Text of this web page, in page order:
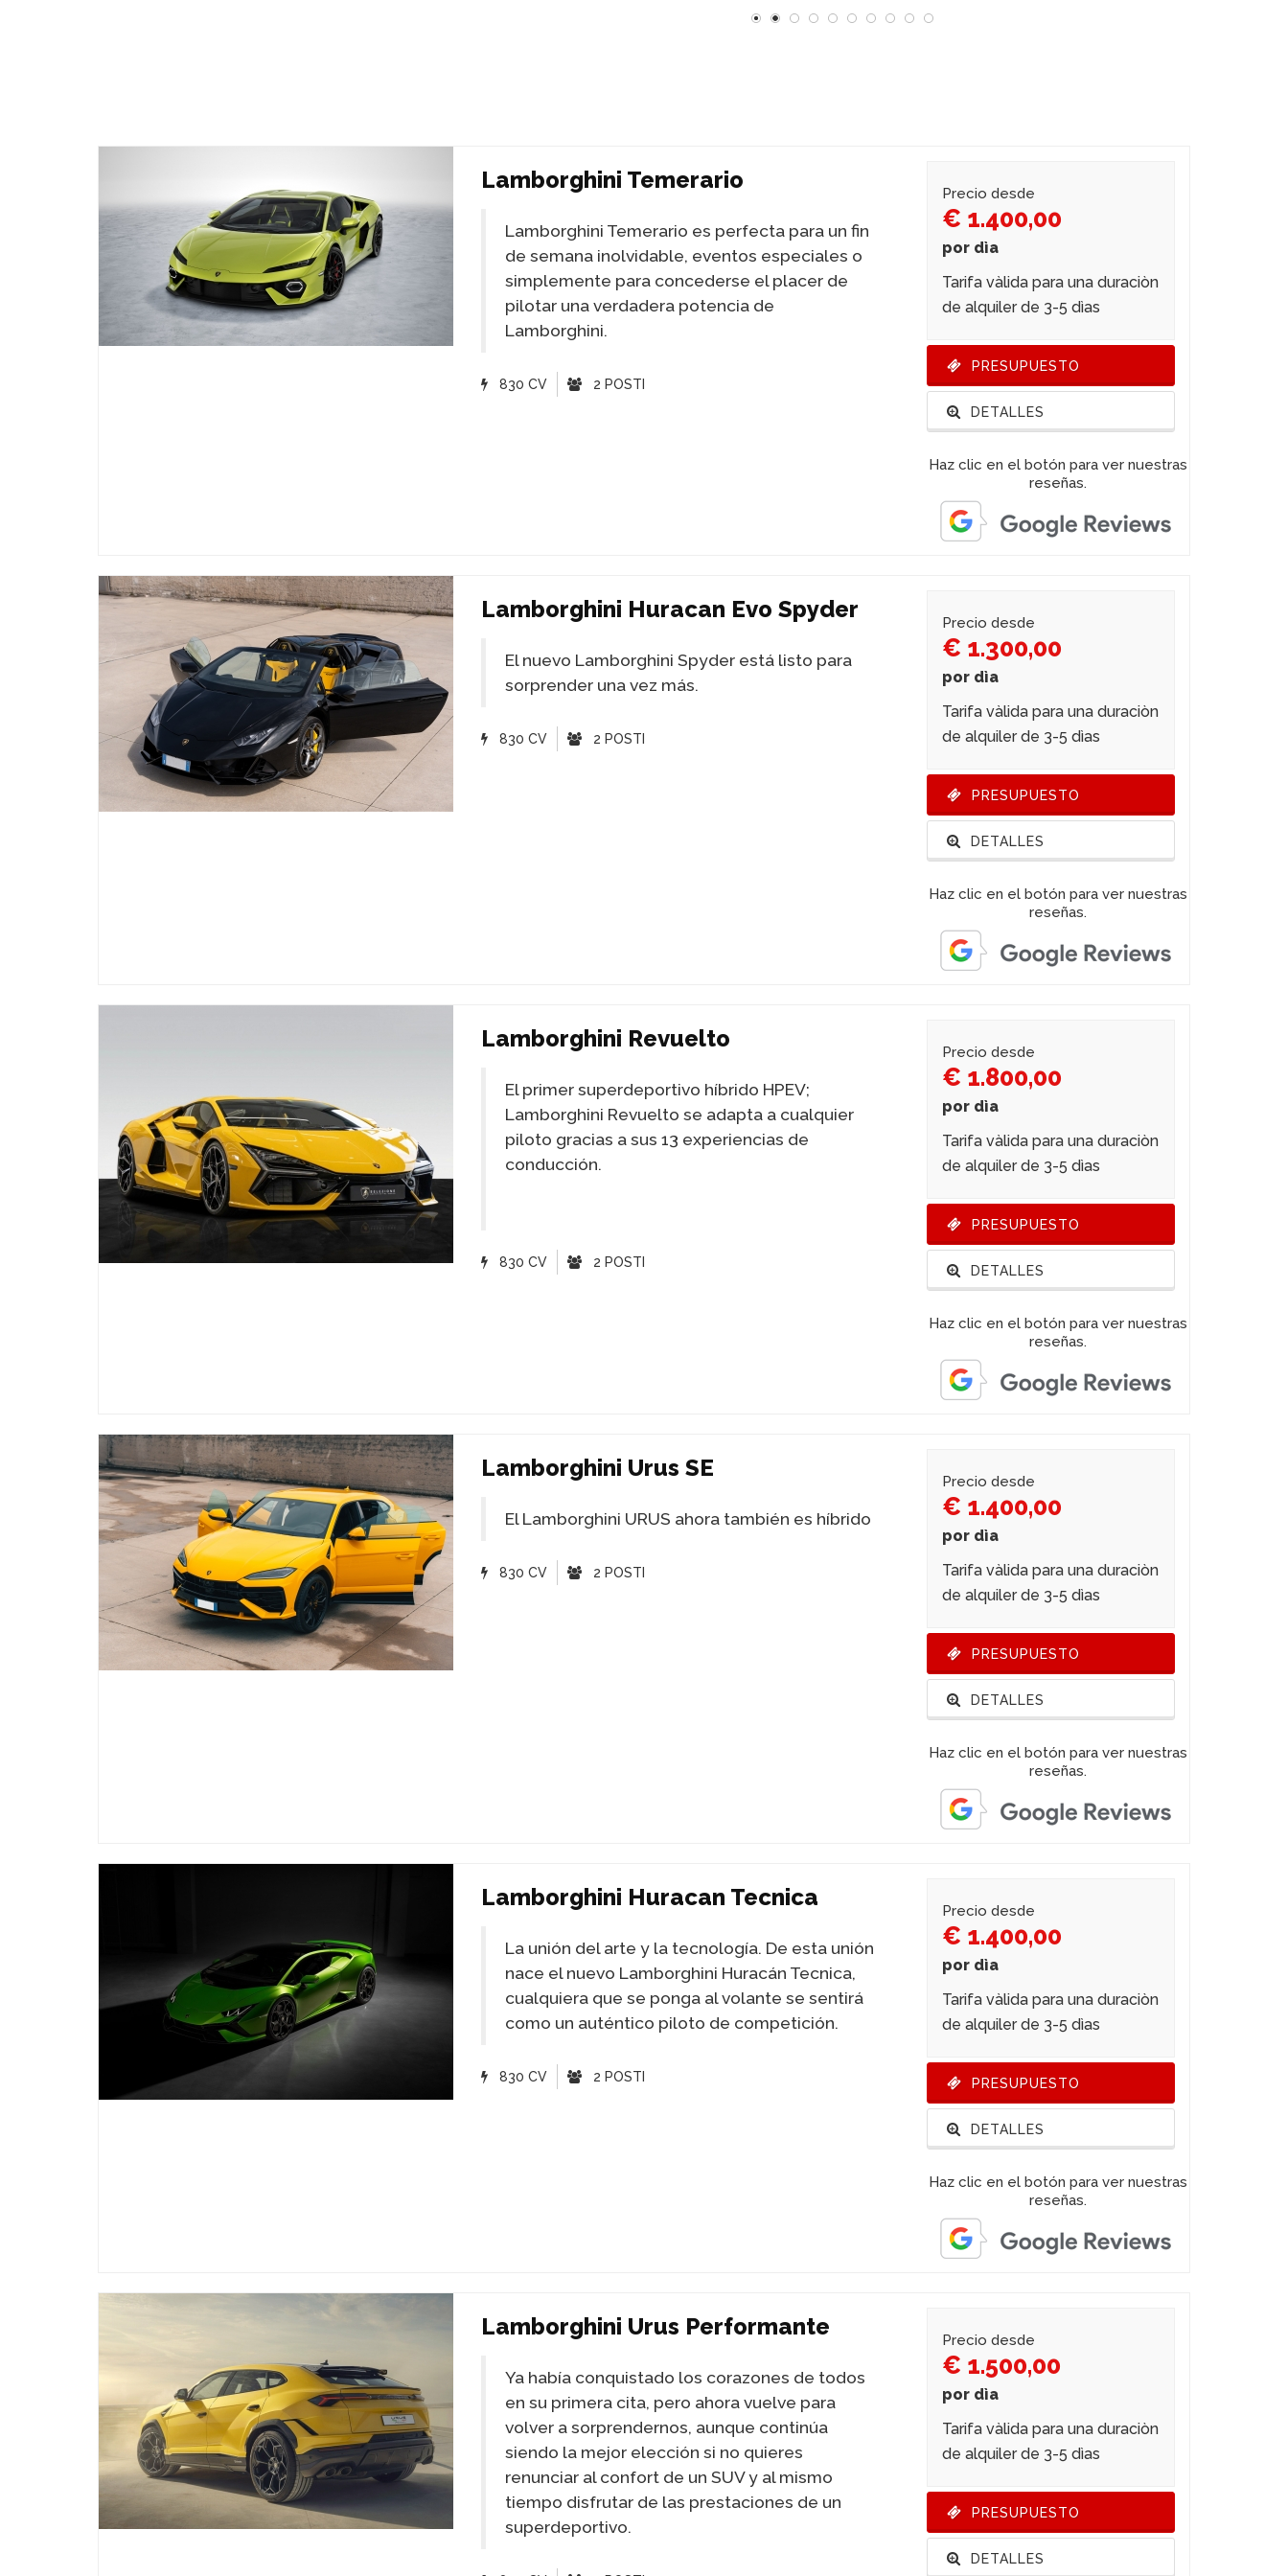
Lamborghini Temerario
Lamborghini Temerario es perfecta para un fin
de semana inolvidable, eventos especiales o
simplemente para concederse el placer de
pilotar una verdadera potencia de
Lamborghini.
830 CV 2 POSTI
Precio desde
€ 1.400,00
por dìa
Tarifa vàlida para una duraciòn
de alquiler de 3-5 dìas
PRESUPUESTO
DETALLES
Haz clic en el botón para ver nuestras
reseñas.
Lamborghini Huracan Evo Spyder
El nuevo Lamborghini Spyder está listo para
sorprender una vez más.
830 CV 2 POSTI
Precio desde
€ 1.300,00
por dìa
Tarifa vàlida para una duraciòn
de alquiler de 3-5 dìas
PRESUPUESTO
DETALLES
Haz clic en el botón para ver nuestras
reseñas.
Lamborghini Revuelto
El primer superdeportivo híbrido HPEV;
Lamborghini Revuelto se adapta a cualquier
piloto gracias a sus 13 experiencias de
conducción.
830 CV 2 POSTI
Precio desde
€ 1.800,00
por dìa
Tarifa vàlida para una duraciòn
de alquiler de 3-5 dìas
PRESUPUESTO
DETALLES
Haz clic en el botón para ver nuestras
reseñas.
Lamborghini Urus SE
El Lamborghini URUS ahora también es híbrido
830 CV 2 POSTI
Precio desde
€ 1.400,00
por dìa
Tarifa vàlida para una duraciòn
de alquiler de 3-5 dìas
PRESUPUESTO
DETALLES
Haz clic en el botón para ver nuestras
reseñas.
Lamborghini Huracan Tecnica
La unión del arte y la tecnología. De esta unión
nace el nuevo Lamborghini Huracán Tecnica,
cualquiera que se ponga al volante se sentirá
como un auténtico piloto de competición.
830 CV 2 POSTI
Precio desde
€ 1.400,00
por dìa
Tarifa vàlida para una duraciòn
de alquiler de 3-5 dìas
PRESUPUESTO
DETALLES
Haz clic en el botón para ver nuestras
reseñas.
Lamborghini Urus Performante
Ya había conquistado los corazones de todos
en su primera cita, pero ahora vuelve para
volver a sorprendernos, aunque continúa
siendo la mejor elección si no quieres
renunciar al confort de un SUV y al mismo
tiempo disfrutar de las prestaciones de un
superdeportivo.
Precio desde
€ 1.500,00
por dìa
Tarifa vàlida para una duraciòn
de alquiler de 3-5 dìas
PRESUPUESTO
DETALLES